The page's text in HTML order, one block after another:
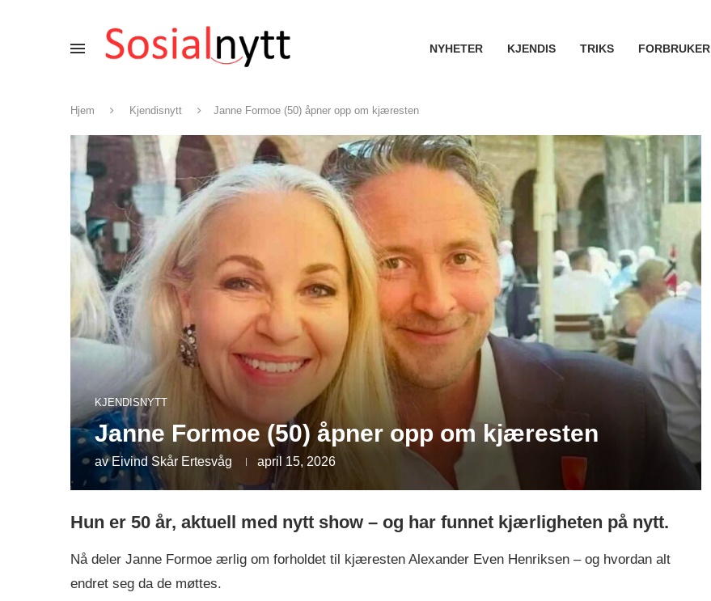
NYHETER KJENDIS TRIKS FORBRUKER
Hjem Kjendisnytt Janne Formoe (50) åpner opp om kjæresten
KJENDISNYTT
Janne Formoe (50) åpner opp om kjæresten
avEivind Skår Ertesvåg april 15, 2026
Hun er 50 år, aktuell med nytt show – og har funnet kjærligheten på nytt.
Nå deler Janne Formoe ærlig om forholdet til kjæresten Alexander Even Henriksen – og hvordan alt
endret seg da de møttes.